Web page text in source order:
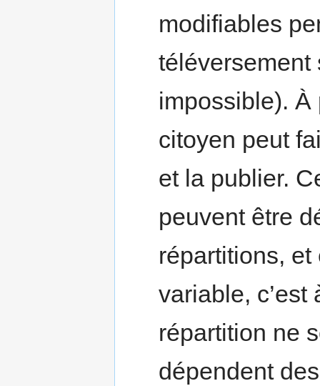
modifiables
téléversement
impossible).
citoyen peut
et la publier.
peuvent être
répartitions,
variable,
répartition ne
dépendent